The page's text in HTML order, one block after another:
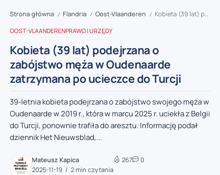
Strona główna / Flandria / Oost-Vlaanderen / Kobieta (39 lat) podejrzana o zabójstwo męża w Oudenaarde zatrzymana po ucieczce do Turcji
OOST-VLAANDERENPRAWO I URZĘDY
Kobieta (39 lat) podejrzana o
zabójstwo męża w Oudenaarde
zatrzymana po ucieczce do Turcji
39-letnia kobieta podejrzana o zabójstwo swojego męża w
Oudenaarde w 2019 r., która w marcu 2025 r. uciekła z Belgii
do Turcji, ponownie trafiła do aresztu. Informację podał
dziennik Het Nieuwsblad,...
Mateusz Kapica
2025-11-19
2 min czytania
267 0